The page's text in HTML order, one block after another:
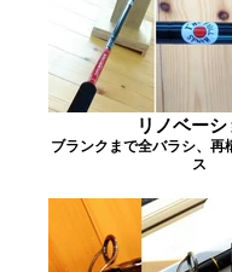
リノベーシ
ブランクまで全バラシ、再
ス